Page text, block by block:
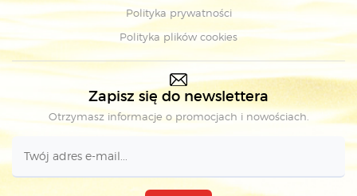
Polityka prywatności
Polityka plików cookies
Zapisz się do newslettera
Otrzymasz informacje o promocjach i nowościach.